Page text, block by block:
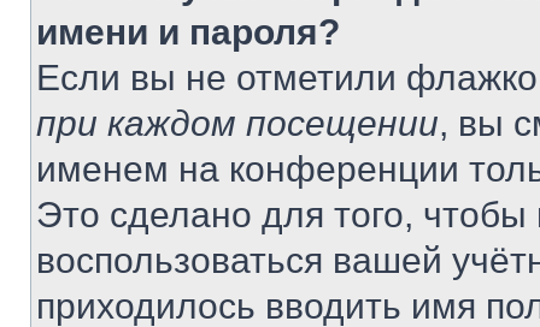
имени и пароля?
Если вы не отметили
при каждом посещении, вы
именем на конференции
Это сделано для того, чтобы
воспользоваться вашей
приходилось вводить имя